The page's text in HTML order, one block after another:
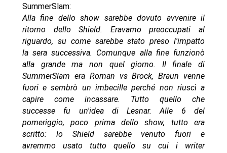
SummerSlam:
Alla fine dello show sarebbe dovuto avvenire il
ritorno dello Shield. Eravamo preoccupati al
riguardo, su come sarebbe stato preso l'impatto
la sera successiva. Comunque alla fine funzionò
alla grande ma non quel giorno. Il finale di
SummerSlam era Roman vs Brock, Braun venne
fuori e sembrò un imbecille perché non riuscì a
capire come incassare. Tutto quello che
successe fu un'idea di Lesnar. Alle 6 del
pomeriggio, poco prima dello show, tutto era
scritto: lo Shield sarebbe venuto fuori e
avremmo usato tutto quello su cui i writer